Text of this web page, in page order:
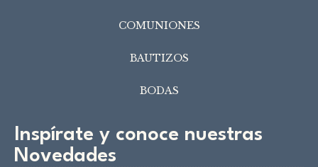
COMUNIONES
BAUTIZOS
BODAS
Inspírate y conoce nuestras
Novedades